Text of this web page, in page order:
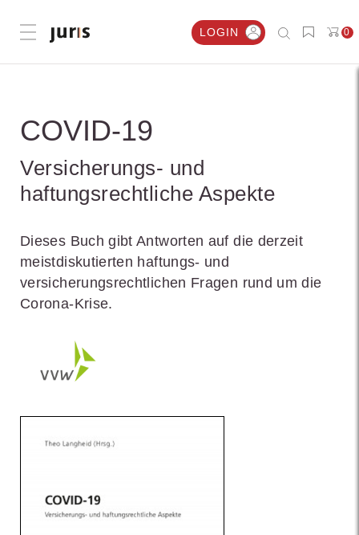
Menü öffnen LOGIN 0
COVID-19
Versicherungs- und
haftungsrechtliche Aspekte
Dieses Buch gibt Antworten auf die derzeit
meistdiskutierten haftungs- und
versicherungsrechtlichen Fragen rund um die
Corona-Krise.